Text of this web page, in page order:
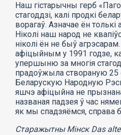
Наш гістарычны герб
стагоддзі, калі продкі
ворагаў. Азначае ён толькі
Ніколі наш народ не
ніколі ён не быў
афіцыйным у 1991 годзе,
упершыню за многія
прадоўжыла створаную 25
Беларускую Народную
яшчэ афіцыйна не
названая падзея ў час
як мы спадзяёмся, справа
Старажытны Мінск Das